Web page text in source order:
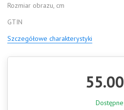
Rozmiar obrazu, cm
GTIN
Szczegółowe charakterystyki
55.00
Dostępne